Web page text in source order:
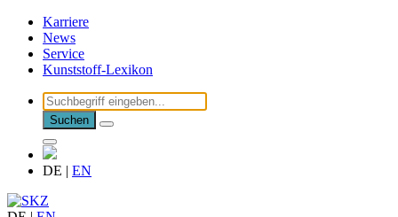
Karriere
News
Service
Kunststoff-Lexikon
Suchen
DE | EN